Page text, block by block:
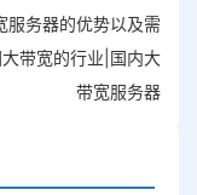
服务器的优势以及需
带宽的行业|国内大
带宽服务器